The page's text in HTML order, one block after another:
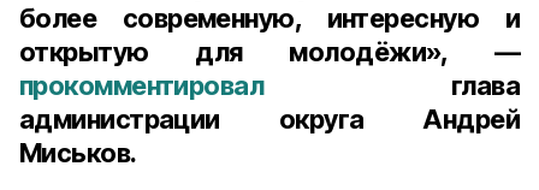
более современную, интересную и
открытую для молодёжи», —
прокомментировалглава
администрации округа Андрей
Миськов.